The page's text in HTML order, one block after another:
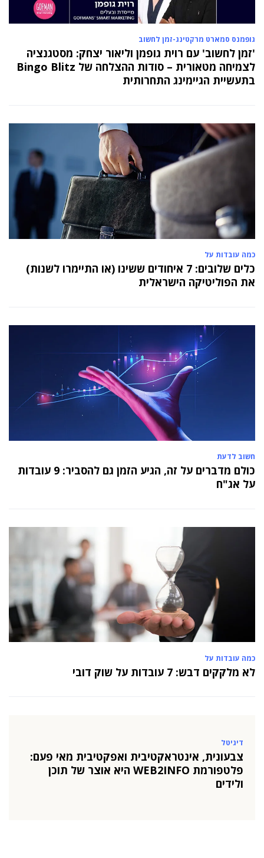
גופמנס סמארט מרקטינג-זמן לחשוב
'זמן לחשוב' עם רוית גופמן וליאור יצחק: מסטגנציה
לצמיחה מטאורית – סודות ההצלחה של Bingo Blitz
בתעשיית הגיימינג התחרותית
כמה עובדות על
כלים שלובים: 7 איחודים ששינו (או התיימרו לשנות)
את הפוליטיקה הישראלית
חשוב לדעת
כולם מדברים על זה, הגיע הזמן גם להסביר: 9 עובדות
על אג"ח
כמה עובדות על
לא מלקקים דבש: 7 עובדות על שוק דובי
דיגיטל
צבעונית, אינטראקטיבית ואפקטיבית מאי פעם:
פלטפורמת WEB2INFO היא אוצר של תוכן
ולידים